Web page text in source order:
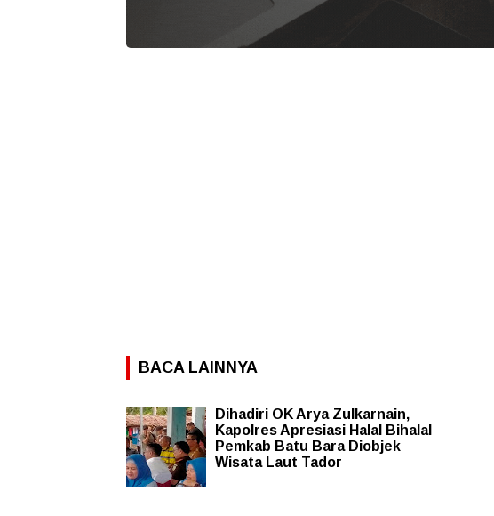
BACA LAINNYA
Dihadiri OK Arya Zulkarnain,
Kapolres Apresiasi Halal Bihalal
Pemkab Batu Bara Diobjek
Wisata Laut Tador